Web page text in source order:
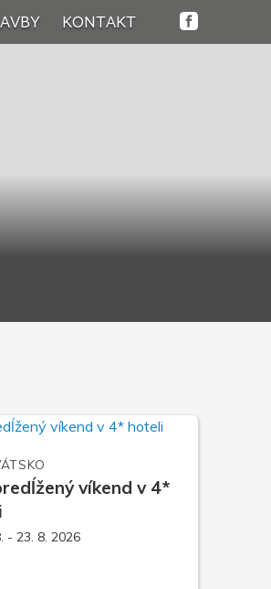
KONTAKT
víkend v 4*
- 23. 8. 2026